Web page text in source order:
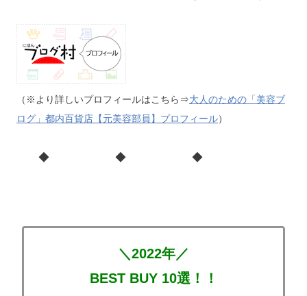
（※より詳しいプロフィールはこちら⇒大人のための「美容ブ
ログ」都内百貨店【元美容部員】プロフィール）
◆ ◆ ◆
＼2022年／
BEST BUY 10選！！